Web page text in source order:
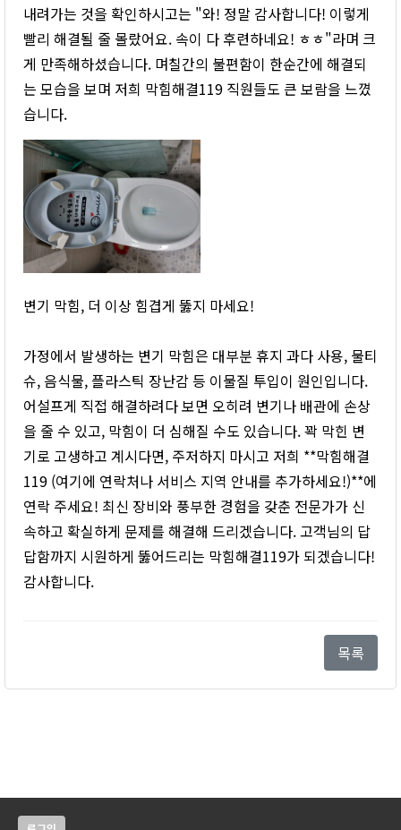
내려가는 것을 확인하시고는 "와! 정말 감사합니다! 이렇게
빨리 해결될 줄 몰랐어요. 속이 다 후련하네요! ㅎㅎ"라며 크
게 만족해하셨습니다. 며칠간의 불편함이 한순간에 해결되
는 모습을 보며 저희 막힘해결119 직원들도 큰 보람을 느꼈
습니다.
변기 막힘, 더 이상 힘겹게 뚫지 마세요!
가정에서 발생하는 변기 막힘은 대부분 휴지 과다 사용, 물티
슈, 음식물, 플라스틱 장난감 등 이물질 투입이 원인입니다.
어설프게 직접 해결하려다 보면 오히려 변기나 배관에 손상
을 줄 수 있고, 막힘이 더 심해질 수도 있습니다. 꽉 막힌 변
기로 고생하고 계시다면, 주저하지 마시고 저희 **막힘해결
119 (여기에 연락처나 서비스 지역 안내를 추가하세요!)**에
연락 주세요! 최신 장비와 풍부한 경험을 갖춘 전문가가 신
속하고 확실하게 문제를 해결해 드리겠습니다. 고객님의 답
답함까지 시원하게 뚫어드리는 막힘해결119가 되겠습니다!
감사합니다.
목록